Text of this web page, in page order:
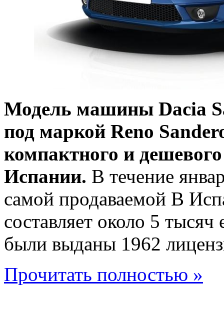
Модель машины Dacia
под маркой Reno
компактного и
Испании. В течение
самой продаваемой В
составляет около 5
были выданы 1962
Прочитать полностью »